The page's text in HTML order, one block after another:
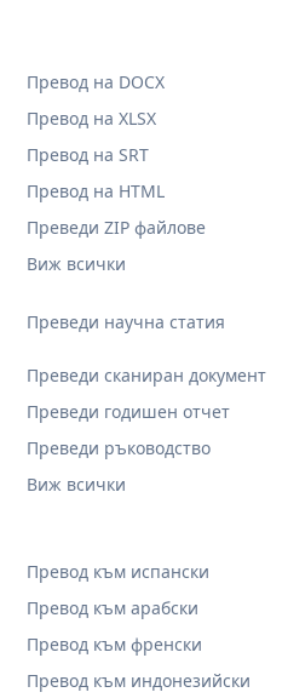
Преведи научна статия
Преведи сканиран документ
Преведи годишен отчет
Преведи ръководство
Виж всички
Превод към испански
Превод към арабски
Превод към френски
Превод към индонезийски
Превод на DOCX
Превод на XLSX
Превод на SRT
Превод на HTML
Преведи ZIP файлове
Виж всички